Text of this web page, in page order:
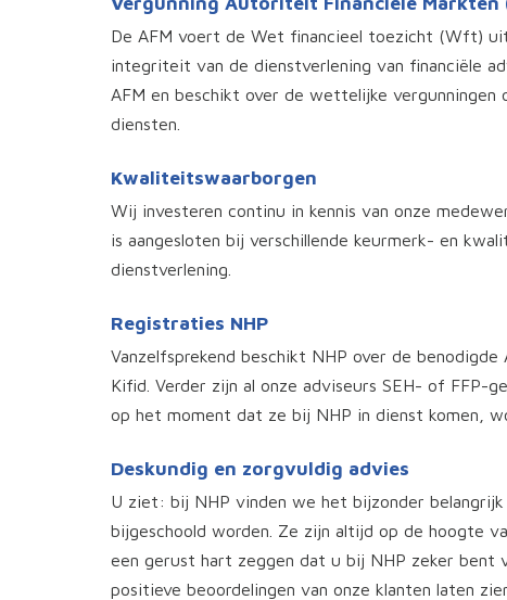
De AFM voert de Wet financieel toezicht (Wft)
integriteit van de dienstverlening van financiële
AFM en beschikt over de wettelijke
diensten.
Kwaliteitswaarborgen
Wij investeren continu in kennis van onze
is aangesloten bij verschillende keurmerk- en
dienstverlening.
Registraties NHP
Vanzelfsprekend beschikt NHP over de
Kifid. Verder zijn al onze adviseurs SEH- of FFP-
op het moment dat ze bij NHP in dienst komen,
Deskundig en zorgvuldig advies
U ziet: bij NHP vinden we het bijzonder
bijgeschoold worden. Ze zijn altijd op de hoogte
een gerust hart zeggen dat u bij NHP zeker bent
positieve beoordelingen van onze klanten laten